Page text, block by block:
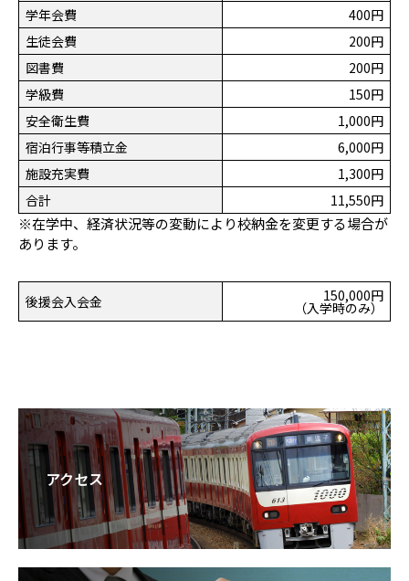
学年会費
400円
生徒会費
200円
図書費
200円
学級費
150円
安全衛生費
1,000円
宿泊行事等積立金
6,000円
施設充実費
1,300円
合計
11,550円
※在学中、経済状況等の変動により校納金を変更する場合が
あります。
後援会入会金 150,000円
（入学時のみ）
アクセス